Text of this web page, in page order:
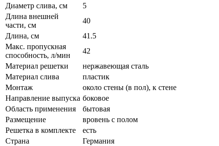
Диаметр слива, см
5
Длина внешней
части, см
40
Длина, см
41.5
Макс. пропускная
способность, л/мин
42
Материал решетки
нержавеющая сталь
Материал слива
пластик
Монтаж
около стены (в пол), к стене
Направление выпуска боковое
Область применения
бытовая
Размещение
вровень с полом
Решетка в комплекте
есть
Страна
Германия